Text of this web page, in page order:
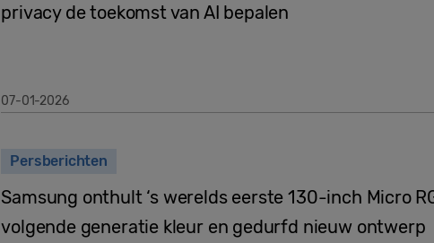
privacy de toekomst van AI bepalen
07-01-2026
Persberichten
Samsung onthult ‘s werelds eerste 130-inch Micro
volgende generatie kleur en gedurfd nieuw ontwerp